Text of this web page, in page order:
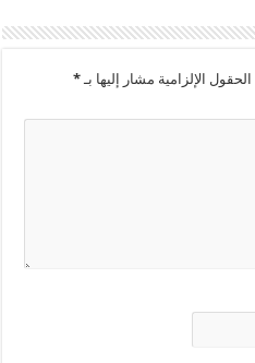
الحقول الإلزامية مشار إليها بـ*